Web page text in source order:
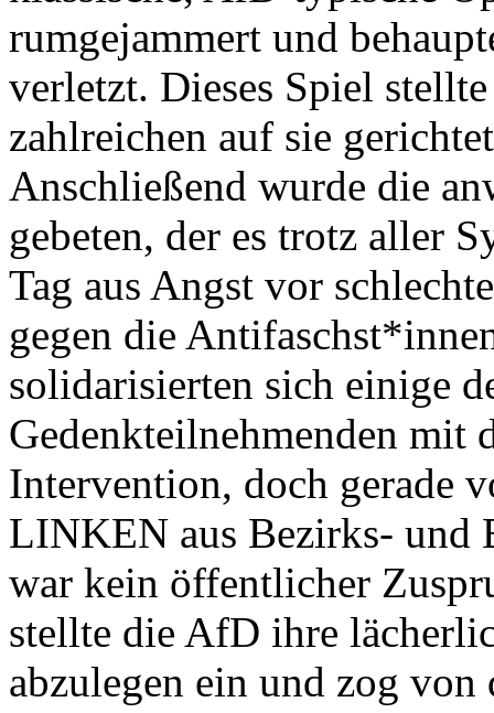
rumgejammert und
verletzt. Dieses Spiel
zahlreichen auf sie
Anschließend wurde die
gebeten, der es trotz aller
Tag aus Angst vor
gegen die
solidarisierten sich einige
Gedenkteilnehmenden mit
Intervention, doch gerade
LINKEN aus Bezirks- und
war kein öffentlicher
stellte die AfD ihre
abzulegen ein und zog